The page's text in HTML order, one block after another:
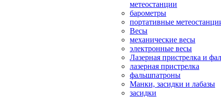
метеостанции
барометры
портативные
Весы
механические весы
электронные весы
Лазерная пристрелка и
лазерная пристрелка
фальшпатроны
Манки, засидки и лабазы
засидки